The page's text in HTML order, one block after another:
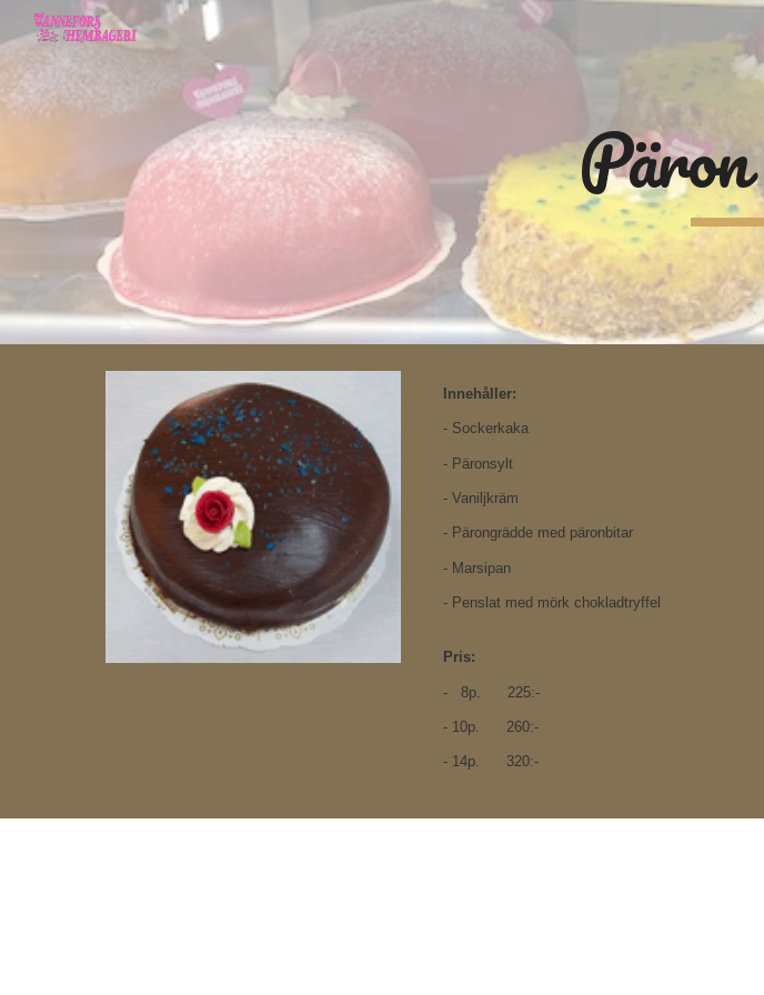
Innehåller:
- Sockerkaka
- Päronsylt
- Vaniljkräm
- Pärongrädde med päronbitar
- Marsipan
- Penslat med mörk chokladtryffel
Pris:
- 8p. 225:-
- 10p. 260:-
- 14p. 320:-